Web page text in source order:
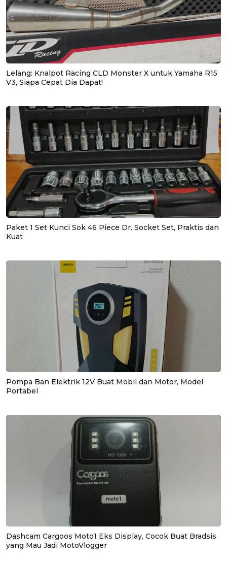
Lelang: Knalpot Racing CLD Monster X untuk Yamaha R15
V3, Siapa Cepat Dia Dapat!
Paket 1 Set Kunci Sok 46 Piece Dr. Socket Set, Praktis dan
Kuat
Pompa Ban Elektrik 12V Buat Mobil dan Motor, Model
Portabel
Dashcam Cargoos Moto1 Eks Display, Cocok Buat Bradsis
yang Mau Jadi MotoVlogger